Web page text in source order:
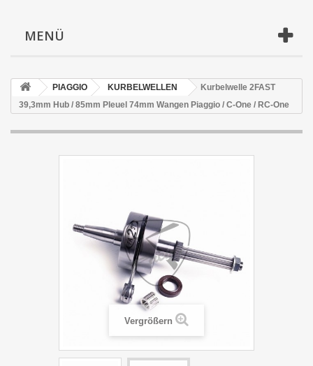
MENÜ
PIAGGIO KURBELWELLEN
Kurbelwelle 2FAST
39,3mm Hub / 85mm Pleuel 74mm Wangen Piaggio / C-One / RC-One
Vergrößern